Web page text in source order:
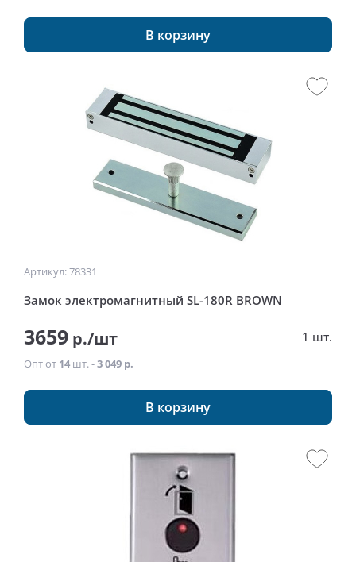
В корзину
Артикул: 78331
Замок электромагнитный SL-180R BROWN
3659 р./шт 1 шт.
Опт от 14 шт. -3 049 р.
В корзину